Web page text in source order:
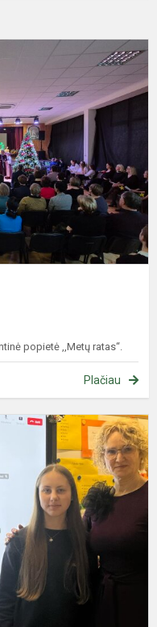
popietė ,,Metų ratas‘‘.
Plačiau